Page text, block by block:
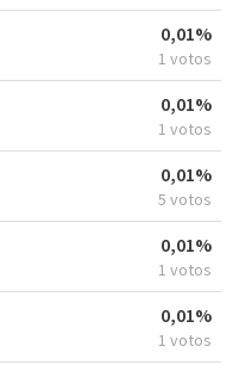
0,01%
1 votos
0,01%
1 votos
0,01%
5 votos
0,01%
1 votos
0,01%
1 votos